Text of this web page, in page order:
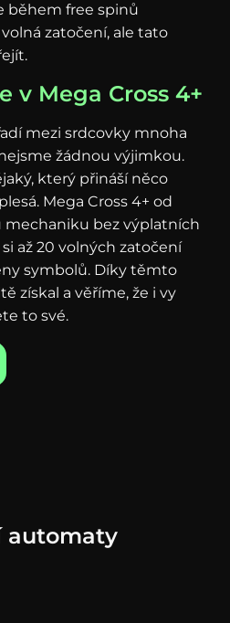
během free spinů
zatočení, ale tato
v Mega Cross 4+
mezi srdcovky mnoha
žádnou výjimkou.
který přináší něco
Mega Cross 4+ od
mechaniku bez výplatních
až 20 volných zatočení
symbolů. Díky těmto
získal a věříme, že i vy
to své.
automaty